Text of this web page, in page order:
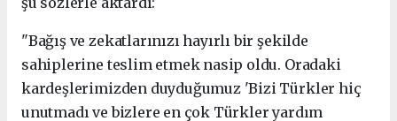
"Bağış ve zekatlarınızı hayırlı bir şekilde
sahiplerine teslim etmek nasip oldu. Oradaki
kardeşlerimizden duyduğumuz 'Bizi Türkler hiç
unutmadı ve bizlere en çok Türkler yardım